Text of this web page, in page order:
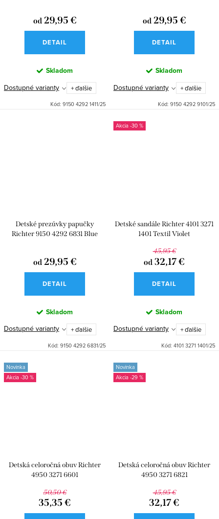
od29,95 €
DETAIL
Skladom
Dostupné varianty + ďalšie
Kód: 9150 4292 1411/25
od29,95 €
DETAIL
Skladom
Dostupné varianty + ďalšie
Kód: 9150 4292 9101/25
Detské prezúvky papučky
Richter 9150 4292 6831 Blue
od 29,95 €
DETAIL
Skladom
Dostupné varianty + ďalšie
Kód: 9150 4292 6831/25
-30 %
Detské sandále Richter 4101 3271
1401 Textil Violet
45,95 €
od 32,17 €
DETAIL
Skladom
Dostupné varianty + ďalšie
Kód: 4101 3271 1401/25
Novinka
-30 %
Detská celoročná obuv Richter
4950 3271 6601
50,50 €
35,35 €
Novinka
-29 %
Detská celoročná obuv Richter
4950 3271 6821
45,95 €
32,17 €